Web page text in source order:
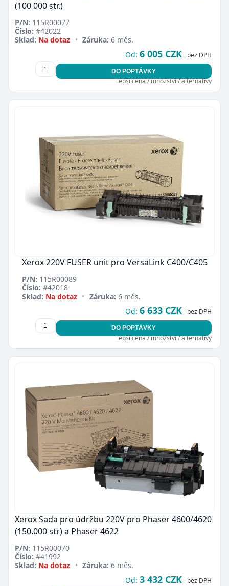
(100 000 str.)
P/N: 115R00077
Číslo: #42022
Sklad: Na dotaz • Záruka: 6 měs.
Od: 6 005 CZK bez DPH
DO POPTÁVKY
lepší cena / množství / alternativy
Xerox 220V FUSER unit pro VersaLink C400/C405
P/N: 115R00089
Číslo: #42018
Sklad: Na dotaz • Záruka: 6 měs.
Od: 6 633 CZK bez DPH
DO POPTÁVKY
lepší cena / množství / alternativy
Xerox Sada pro údržbu 220V pro Phaser 4600/4620
(150.000 str) a Phaser 4622
P/N: 115R00070
Číslo: #41992
Sklad: Na dotaz • Záruka: 6 měs.
Od: 3 432 CZK bez DPH